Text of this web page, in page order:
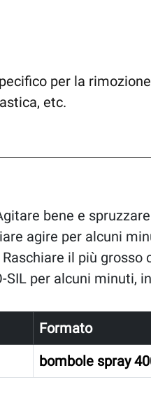
per la
etc.
bene e
agire per alcuni
il più grosso
SIL per alcuni minuti,
Formato
bombole spray